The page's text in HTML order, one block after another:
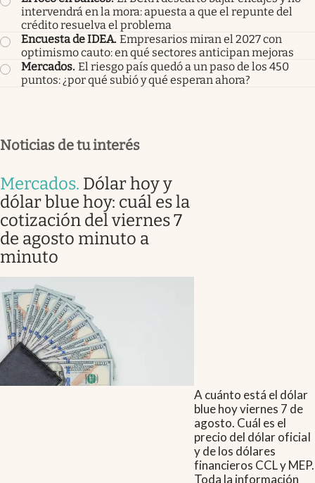
intervendrá en la mora: apuesta a que el repunte del
crédito resuelva el problema
Encuesta de IDEA. Empresarios miran el 2027 con
optimismo cauto: en qué sectores anticipan mejoras
Mercados. El riesgo país quedó a un paso de los 450
puntos: ¿por qué subió y qué esperan ahora?
Noticias de tu interés
Mercados. Dólar hoy y
dólar blue hoy: cuál es la
cotización del viernes 7
de agosto minuto a
minuto
A cuánto está el dólar
blue hoy viernes 7 de
agosto. Cuál es el
precio del dólar oficial
y de los dólares
financieros CCL y MEP.
Toda la información